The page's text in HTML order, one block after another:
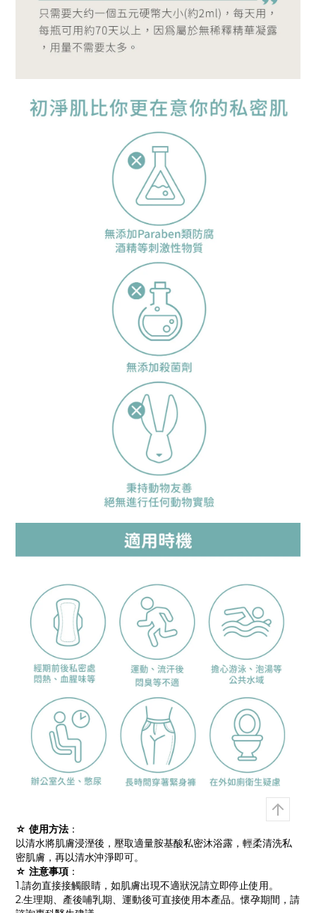
☆ 使用方法 ：
以清水將肌膚浸溼後，壓取適量胺基酸私密沐浴露，輕柔清洗私
密肌膚，再以清水沖淨即可。
☆ 注意事項 ：
1.請勿直接接觸眼睛，如肌膚出現不適狀況請立即停止使用。
2.生理期、產後哺乳期、運動後可直接使用本產品。懷孕期間，請